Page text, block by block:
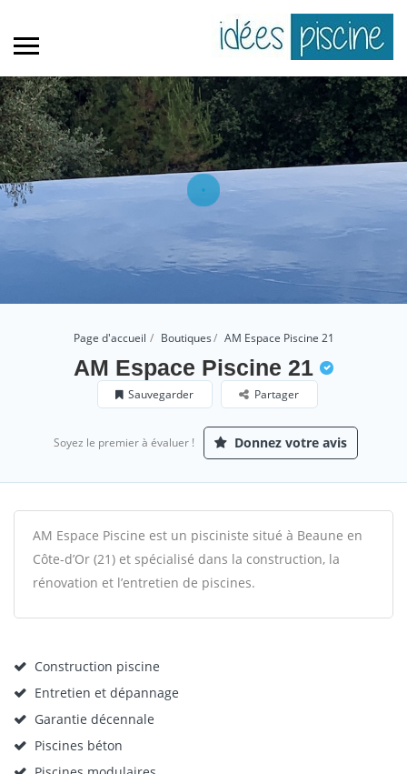
Page d'accueil Boutiques AM Espace Piscine 21
AM Espace Piscine 21
Sauvegarder Partager
Soyez le premier à évaluer ! Donnez votre avis
AM Espace Piscine est un pisciniste situé à Beaune en
Côte-d’Or (21) et spécialisé dans la construction, la
rénovation et l’entretien de piscines.
Construction piscine
Entretien et dépannage
Garantie décennale
Piscines béton